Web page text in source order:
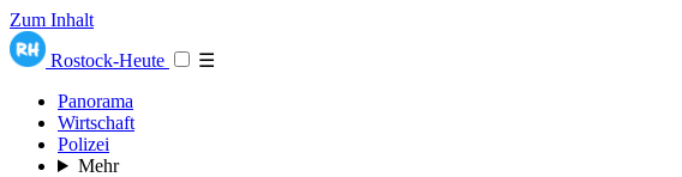
Zum Inhalt
Rostock-Heute
☰
Panorama
Wirtschaft
Polizei
Mehr